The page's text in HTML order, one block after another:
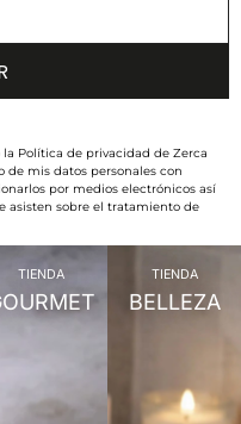
Política de privacidad de Zerca
mis datos personales con
por medios electrónicos así
asisten sobre el tratamiento de
TIENDA TIENDA
BELLEZA